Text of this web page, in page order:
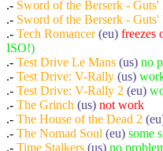
.- Sword of the Berserk - Guts'
.- Sword of the Berserk - Guts'
.- Tech Romancer (eu) freezes
ISO!)
.- Test Drive Le Mans (us) no
.- Test Drive: V-Rally (us)
.- Test Drive: V-Rally 2 (eu)
.- The Grinch (us) not work
.- The House of the Dead 2
.- The Nomad Soul (eu) some
.- Time Stalkers (us) no